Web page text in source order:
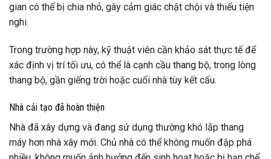
gian có thể bị chia nhỏ, gây cảm giác chật chội và thiếu tiện
nghi.
Trong trường hợp này, kỹ thuật viên cần khảo sát thực tế để
xác định vị trí tối ưu, có thể là cạnh cầu thang bộ, trong lòng
thang bộ, gần giếng trời hoặc cuối nhà tùy kết cấu.
Nhà cải tạo đã hoàn thiện
Nhà đã xây dựng và đang sử dụng thường khó lắp thang
máy hơn nhà xây mới. Chủ nhà có thể không muốn đập phá